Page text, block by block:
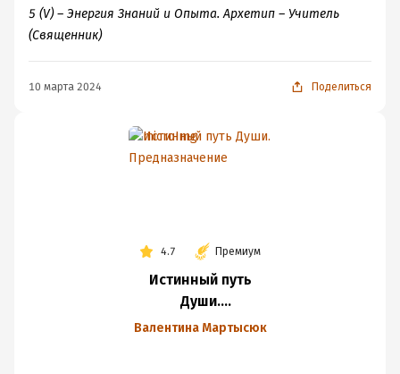
5 (V) – Энергия Знаний и Опыта. Архетип – Учитель
(Священник)
10 марта 2024 Поделиться
4.7 Премиум
Истинный путь
Души.
Предназначение
Валентина Мартысюк